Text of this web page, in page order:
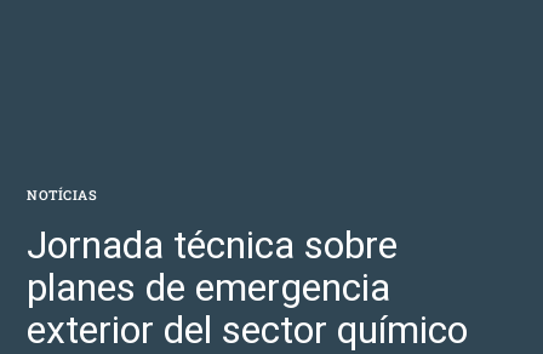
NOTÍCIAS
Jornada técnica sobre
planes de emergencia
exterior del sector químico